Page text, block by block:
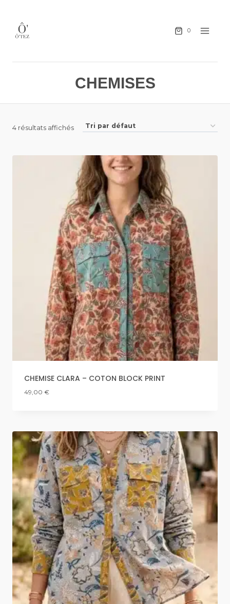
0
CHEMISES
4 résultats affichés
CHEMISE CLARA – COTON BLOCK PRINT
49,00 €